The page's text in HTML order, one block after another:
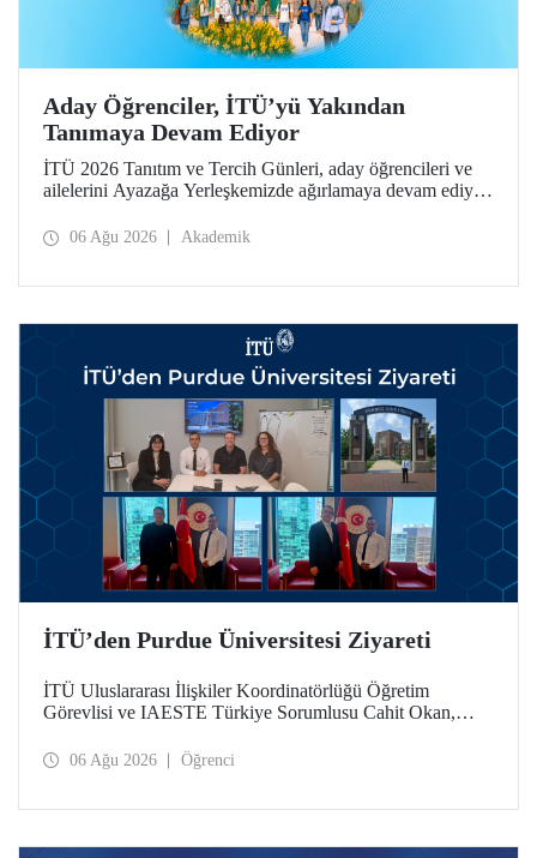
Aday Öğrenciler, İTÜ’yü Yakından
Tanımaya Devam Ediyor
İTÜ 2026 Tanıtım ve Tercih Günleri, aday öğrencileri ve
ailelerini Ayazağa Yerleşkemizde ağırlamaya devam ediyor.
ilgili fakülte ve birimler adaylara bilgi vermeye devam
06 Ağu 2026 Akademik
İTÜ’den Purdue Üniversitesi Ziyareti
İTÜ Uluslararası İlişkiler Koordinatörlüğü Öğretim
Görevlisi ve IAESTE Türkiye Sorumlusu Cahit Okan,
Temmuz tarihlerinde ABD’de dünyanın önde gelen
06 Ağu 2026 Öğrenci